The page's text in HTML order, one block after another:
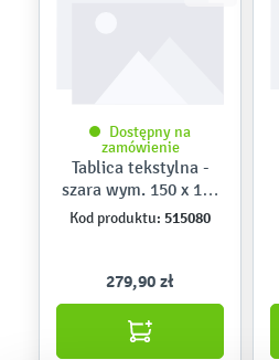
Dostępny na
zamówienie
Tablica tekstylna -
szara wym. 150 x 100
cm
Kod produktu: 515080
279,90 zł